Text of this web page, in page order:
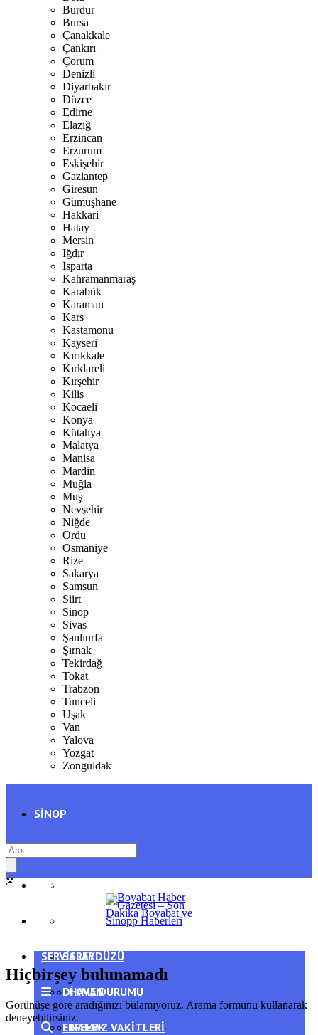
Burdur
Bursa
Çanakkale
Çankırı
Çorum
Denizli
Diyarbakır
Düzce
Edirne
Elazığ
Erzincan
Erzurum
Eskişehir
Gaziantep
Giresun
Gümüşhane
Hakkari
Hatay
Mersin
Iğdır
Isparta
Kahramanmaraş
Karabük
Karaman
Kars
Kastamonu
Kayseri
Kırıkkale
Kırklareli
Kırşehir
Kilis
Kocaeli
Konya
Kütahya
Malatya
Manisa
Mardin
Muğla
Muş
Nevşehir
Niğde
Ordu
Osmaniye
Rize
Sakarya
Samsun
Siirt
Sinop
Sivas
Şanlıurfa
Şırnak
Tekirdağ
Tokat
Trabzon
Tunceli
Uşak
Van
Yalova
Yozgat
Zonguldak
SINOP
AYANCIK
SARAYDÜZÜ
DIKMEN
ERFELEK
GENEL
SPOR
SERVISLER
HAVA DURUMU
NAMAZ VAKITLERI
Hiçbirşey bulunamadı
Görünüşe göre aradığınızı bulamıyoruz. Arama formunu kullanarak
deneyebilirsiniz.